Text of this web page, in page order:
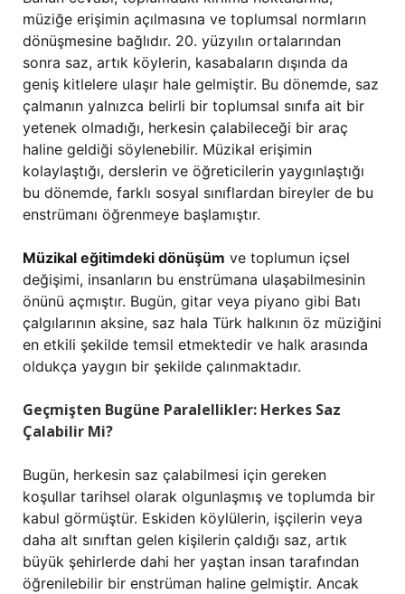
müziğe erişimin açılmasına ve toplumsal normların
dönüşmesine bağlıdır. 20. yüzyılın ortalarından
sonra saz, artık köylerin, kasabaların dışında da
geniş kitlelere ulaşır hale gelmiştir. Bu dönemde, saz
çalmanın yalnızca belirli bir toplumsal sınıfa ait bir
yetenek olmadığı, herkesin çalabileceği bir araç
haline geldiği söylenebilir. Müzikal erişimin
kolaylaştığı, derslerin ve öğreticilerin yaygınlaştığı
bu dönemde, farklı sosyal sınıflardan bireyler de bu
enstrümanı öğrenmeye başlamıştır.
Müzikal eğitimdeki dönüşüm ve toplumun içsel
değişimi, insanların bu enstrümana ulaşabilmesinin
önünü açmıştır. Bugün, gitar veya piyano gibi Batı
çalgılarının aksine, saz hala Türk halkının öz müziğini
en etkili şekilde temsil etmektedir ve halk arasında
oldukça yaygın bir şekilde çalınmaktadır.
Geçmişten Bugüne Paralellikler: Herkes Saz
Çalabilir Mi?
Bugün, herkesin saz çalabilmesi için gereken
koşullar tarihsel olarak olgunlaşmış ve toplumda bir
kabul görmüştür. Eskiden köylülerin, işçilerin veya
daha alt sınıftan gelen kişilerin çaldığı saz, artık
büyük şehirlerde dahi her yaştan insan tarafından
öğrenilebilir bir enstrüman haline gelmiştir. Ancak